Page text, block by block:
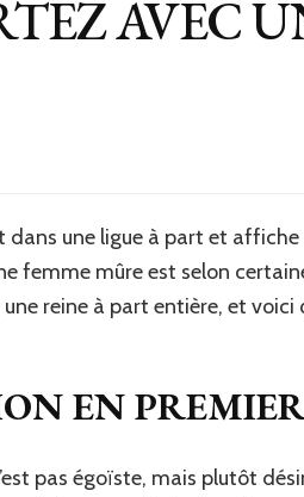
AVEC
dans une ligue à part et
femme mûre est selon
une reine à part entière, et voici
EN
pas égoïste, mais plutôt